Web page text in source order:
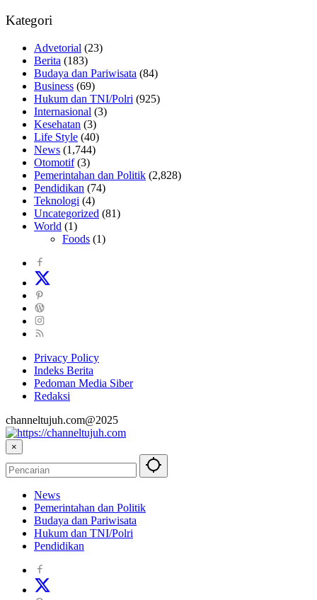
Kategori
Advetorial (23)
Berita (183)
Budaya dan Pariwisata (84)
Business (69)
Hukum dan TNI/Polri (925)
Internasional (3)
Kesehatan (3)
Life Style (40)
News (1,744)
Otomotif(3)
Pemerintahan dan Politik (2,828)
Pendidikan (74)
Teknologi (4)
Uncategorized (81)
World (1)
Foods (1)
Privacy Policy
Indeks Berita
Pedoman Media Siber
Redaksi
channeltujuh.com@2025
×
News
Pemerintahan dan Politik
Budaya dan Pariwisata
Hukum dan TNI/Polri
Pendidikan